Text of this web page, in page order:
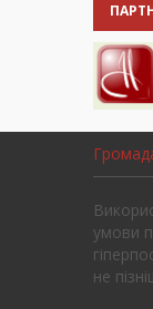
умови
не